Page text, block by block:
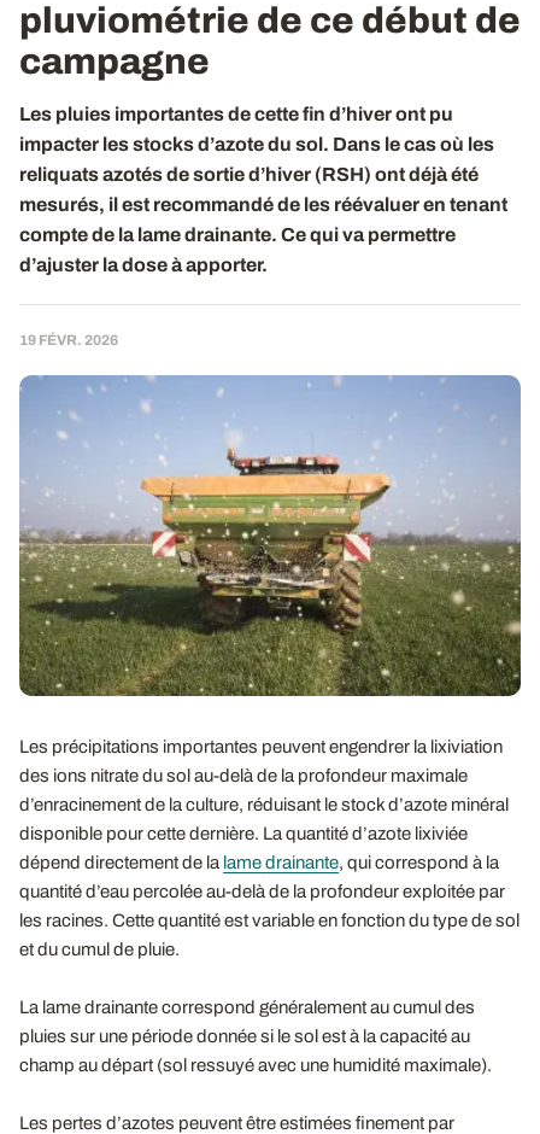
pluviométrie de ce début de
campagne
Les pluies importantes de cette fin d’hiver ont pu
impacter les stocks d’azote du sol. Dans le cas où les
reliquats azotés de sortie d’hiver (RSH) ont déjà été
mesurés, il est recommandé de les réévaluer en tenant
compte de la lame drainante. Ce qui va permettre
d’ajuster la dose à apporter.
19 FÉVR. 2026
Les précipitations importantes peuvent engendrer la lixiviation
des ions nitrate du sol au-delà de la profondeur maximale
d’enracinement de la culture, réduisant le stock d’azote minéral
disponible pour cette dernière. La quantité d’azote lixiviée
dépend directement de la lame drainante, qui correspond à la
quantité d’eau percolée au-delà de la profondeur exploitée par
les racines. Cette quantité est variable en fonction du type de sol
et du cumul de pluie.
La lame drainante correspond généralement au cumul des
pluies sur une période donnée si le sol est à la capacité au
champ au départ (sol ressuyé avec une humidité maximale).
Les pertes d’azotes peuvent être estimées finement par